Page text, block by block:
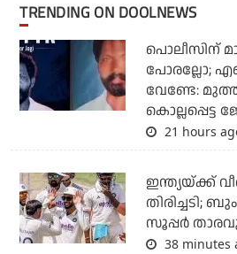
TRENDING ON DOOLNEWS
പൊലീസിന്
പോരല്ലോ;
വേണ്ടേ:
21 hours
ഇന്ത്യയ്ക്ക്
തിരിച്ചടി;
സൂപ്പര്‍
38 minutes